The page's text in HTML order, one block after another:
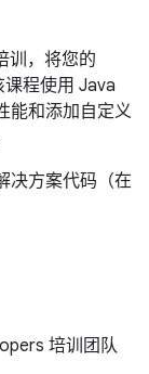
训，将您的
程使用 Java
能和添加自定义
决方案代码（在
培训团队